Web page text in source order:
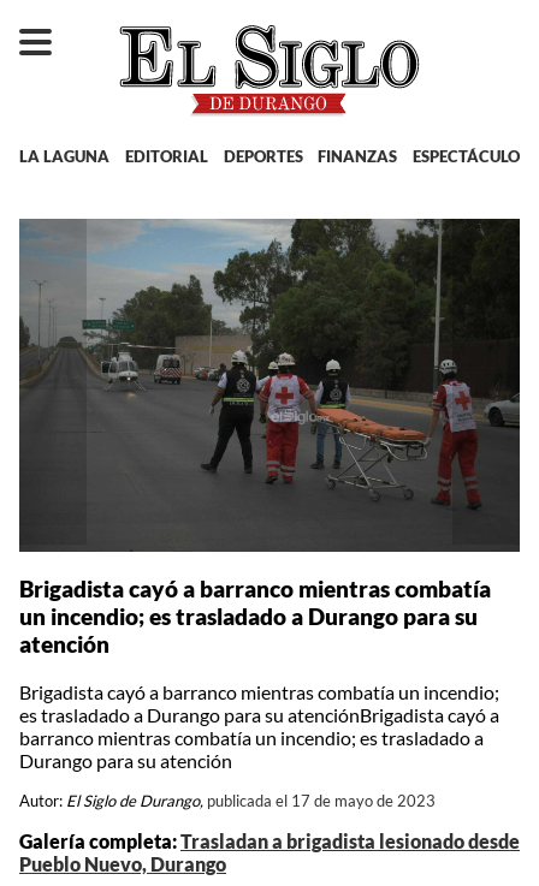
LA LAGUNA EDITORIAL DEPORTES FINANZAS ESPECTÁCULOS
Brigadista cayó a barranco mientras combatía
un incendio; es trasladado a Durango para su
atención
Brigadista cayó a barranco mientras combatía un incendio;
es trasladado a Durango para su atenciónBrigadista cayó a
barranco mientras combatía un incendio; es trasladado a
Durango para su atención
Autor: El Siglo de Durango, publicada el 17 de mayo de 2023
Galería completa:Trasladan a brigadista lesionado desde
Pueblo Nuevo, Durango